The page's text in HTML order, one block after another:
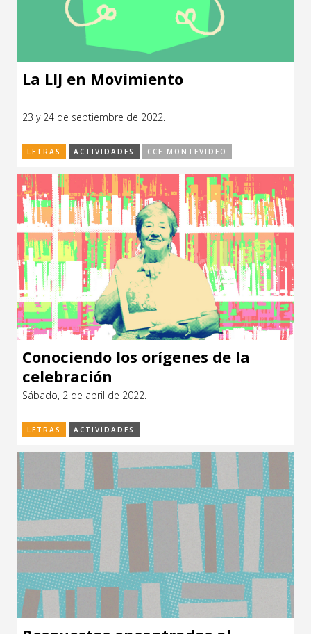
La LIJ en Movimiento
23 y 24 de septiembre de 2022.
LETRAS ACTIVIDADES CCE MONTEVIDEO
Conociendo los orígenes de la
celebración
Sábado, 2 de abril de 2022.
LETRAS ACTIVIDADES